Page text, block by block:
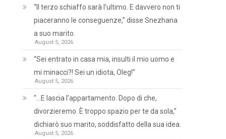
“Il terzo schiaffo sarà l’ultimo. E davvero non ti
piaceranno le conseguenze,” disse Snezhana
a suo marito.
August 5, 2026
“Sei entrato in casa mia, insulti il mio uomo e
mi minacci?! Sei un idiota, Oleg!”
August 5, 2026
“…E lascia l’appartamento. Dopo di che,
divorzieremo. È troppo spazio per te da sola,”
dichiarò suo marito, soddisfatto della sua idea.
August 5, 2026